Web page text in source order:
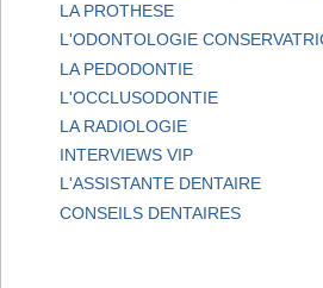
LA PROTHESE
L'ODONTOLOGIE
LA PEDODONTIE
L'OCCLUSODONTIE
LA RADIOLOGIE
INTERVIEWS VIP
L'ASSISTANTE DENTAIRE
CONSEILS DENTAIRES